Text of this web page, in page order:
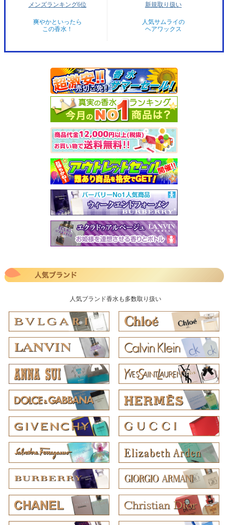
メンズランキング6位
爽やかといったら
この香水！
新規取り扱い
人気サムライの
ヘアワックス
人気ブランド香水も多数取り扱い